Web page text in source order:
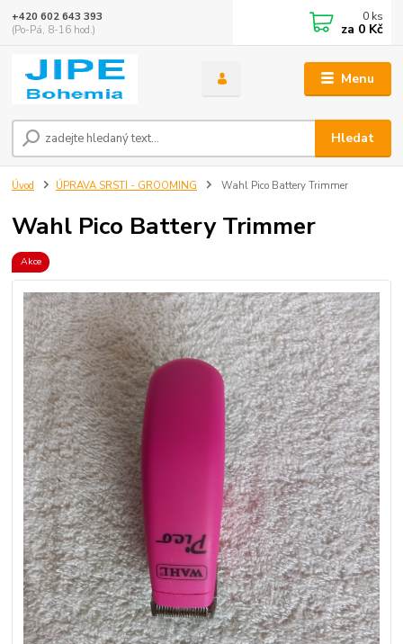
Menu
Hledat
+420 602 643 393
(Po-Pá, 8-16 hod.)
0 ks
za 0 Kč
Úvod ÚPRAVA SRSTI - GROOMING Wahl Pico Battery Trimmer
Wahl Pico Battery Trimmer
Akce